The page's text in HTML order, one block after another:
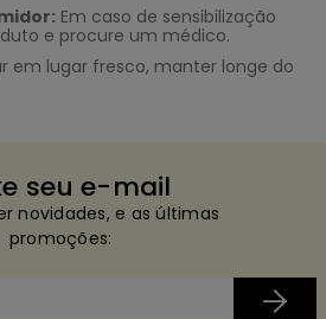
Em caso de sensibilização
e procure um médico.
em lugar fresco, manter longe do
seu e-mail
novidades, e as últimas
promoções: